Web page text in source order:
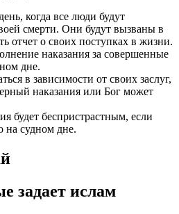
когда все люди будут
смерти. Они будут вызваны в
отчет о своих поступках в жизни.
наказания за совершенные
дне.
в зависимости от своих заслуг,
наказания или Бог может
будет беспристрастным, если
на судном дне.
задает ислам